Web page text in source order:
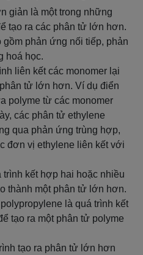
giản là một trong những
tạo ra các phân tử lớn hơn.
phản ứng nối tiếp, phản
hoá học.
liên kết các monomer lại
tử lớn hơn. Ví dụ điển
polyme từ các monomer
các phân tử ethylene
qua phản ứng trùng hợp,
đơn vị ethylene liên kết với
kết hợp hai hoặc nhiều
thành một phân tử lớn hơn.
là quá trình kết
tạo ra một phân tử polyme
tạo ra phân tử lớn hơn